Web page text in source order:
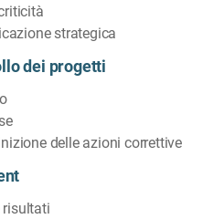
strategica
dei progetti
delle azioni correttive
risultati